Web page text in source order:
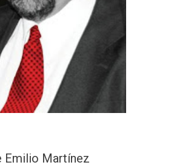
Emilio Martínez